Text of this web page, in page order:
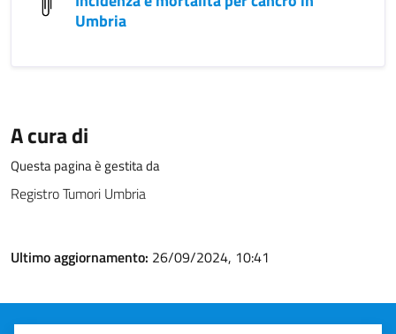
Umbria
A cura di
Questa pagina è gestita da
Registro Tumori Umbria
Ultimo aggiornamento: 26/09/2024, 10:41